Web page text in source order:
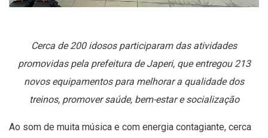
Cerca de 200 idosos participaram das atividades
promovidas pela prefeitura de Japeri, que entregou 213
novos equipamentos para melhorar a qualidade dos
treinos, promover saúde, bem-estar e socialização
Ao som de muita música e com energia contagiante, cerca